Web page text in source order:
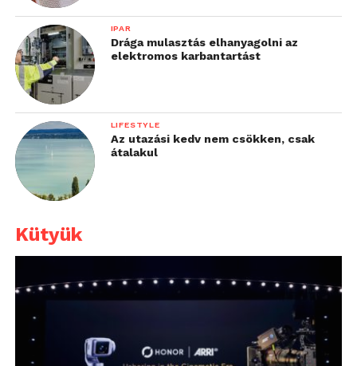
IPAR
Drága mulasztás elhanyagolni az
elektromos karbantartást
LIFESTYLE
Az utazási kedv nem csökken, csak
átalakul
Kütyük